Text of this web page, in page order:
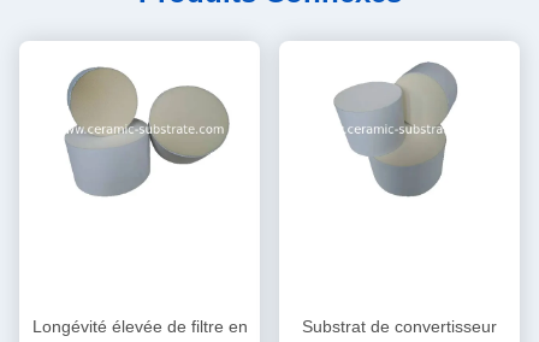
Longévité élevée de filtre en
Substrat de convertisseur